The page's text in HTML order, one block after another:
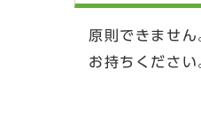
原則できませ
お持ちください